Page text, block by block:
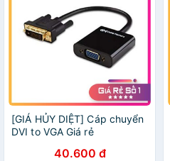
[GIÁ HỦY DIỆT] Cáp chuyển
DVI to VGA Giá rẻ
40.600 đ